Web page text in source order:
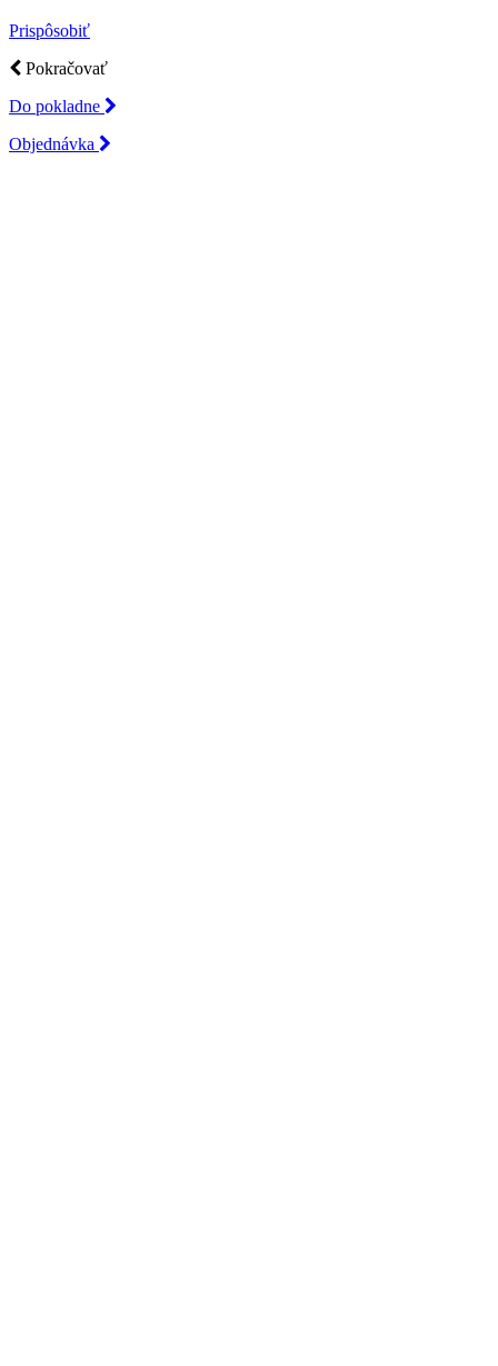
Prispôsobiť
Pokračovať
Do pokladne
Objednávka